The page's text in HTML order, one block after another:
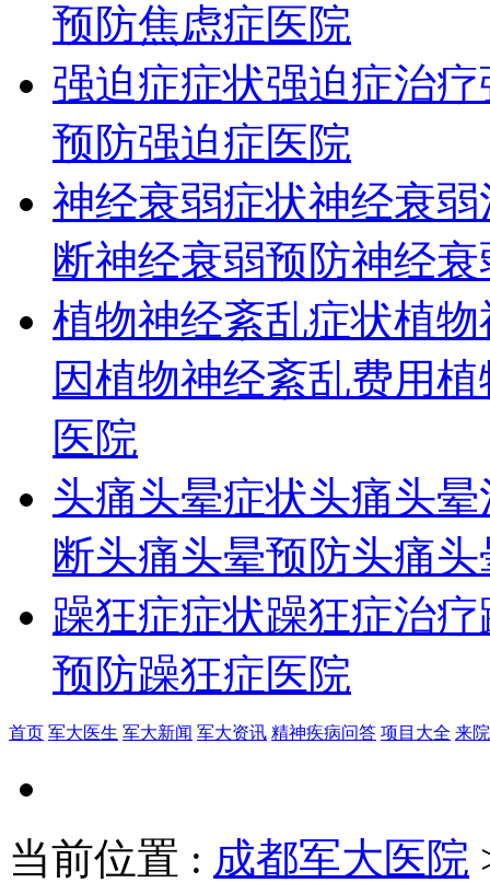
预防焦虑症医院
强迫症症状强迫症治疗
预防强迫症医院
神经衰弱症状神经衰弱
断神经衰弱预防神经
植物神经紊乱症状植物
因植物神经紊乱费用植
医院
头痛头晕症状头痛头
断头痛头晕预防头痛
躁狂症症状躁狂症治疗
预防躁狂症医院
首页 军大医生 军大新闻 军大资讯 精神疾病问答 项目大全 来
当前位置 : 成都军大医院